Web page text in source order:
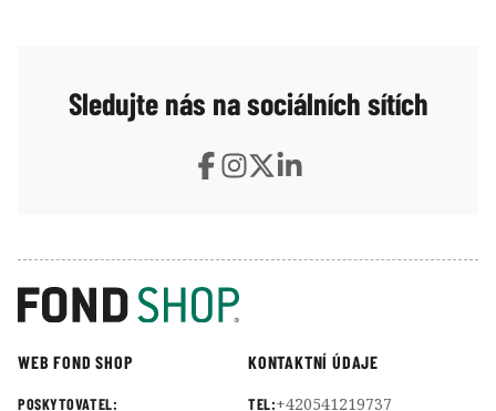
Sledujte nás na sociálních sítích
WEB FOND SHOP
POSKYTOVATEL:
KONTAKTNÍ ÚDAJE
TEL:+420541219737